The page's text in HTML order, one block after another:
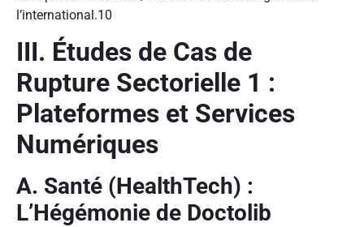
l’international.10
III. Études de Cas de
Rupture Sectorielle 1 :
Plateformes et Services
Numériques
A. Santé (HealthTech) :
L’Hégémonie de Doctolib